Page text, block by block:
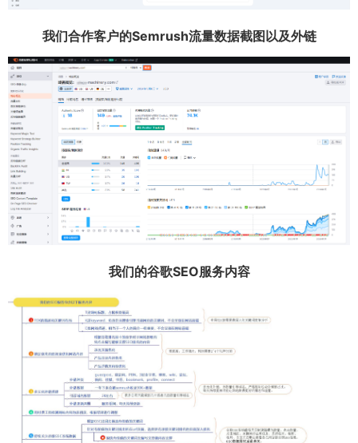
我们合作客户的Semrush流量数据截图以及外链
我们的谷歌SEO服务内容